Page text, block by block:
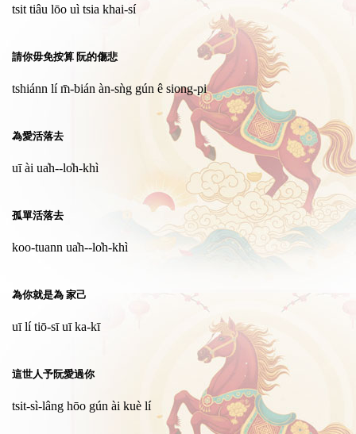
tsit tiâu lōo uì tsia khai-sí
請你毋免按算 阮的傷悲
tshiánn lí m̄-bián àn-sǹg gún ê siong-pi
為愛活落去
uī ài ua̍h--lo̍h-khì
孤單活落去
koo-tuann ua̍h--lo̍h-khì
為你就是為 家己
uī lí tiō-sī uī ka-kī
這世人予阮愛過你
tsit-sì-lâng hōo gún ài kuè lí